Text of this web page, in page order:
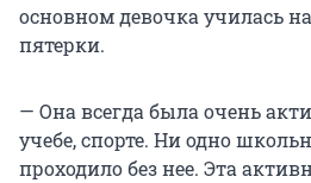
основном девочка училась
пятерки.
— Она всегда была очень
учебе, спорте. Ни одно
проходило без нее. Эта